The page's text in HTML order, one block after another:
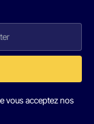
vous acceptez nos